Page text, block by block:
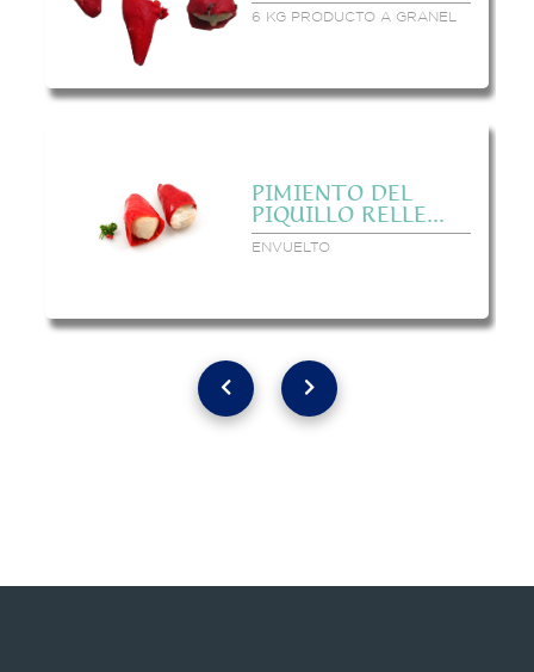
6 KG PRODUCTO A GRANEL
PIMIENTO DEL
PIQUILLO RELLE...
ENVUELTO